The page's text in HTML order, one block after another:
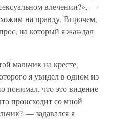
влечении?», —
на правду. Впрочем,
на который я жаждал
мальчик на кресте,
я увидел в одном из
понимал, что это видение
происходит со мной
— задавался я